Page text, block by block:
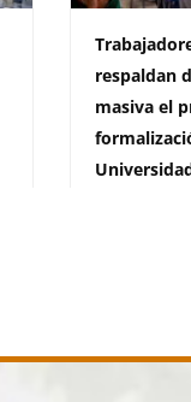
respaldan
masiva el